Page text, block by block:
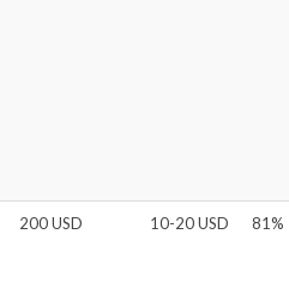
200 USD 10-20 USD 81%